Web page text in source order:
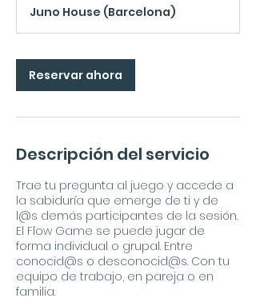
Juno House (Barcelona)
Reservar ahora
Descripción del servicio
Trae tu pregunta al juego y accede a
la sabiduría que emerge de ti y de
l@s demás participantes de la sesión.
El Flow Game se puede jugar de
forma individual o grupal. Entre
conocid@s o desconocid@s. Con tu
equipo de trabajo, en pareja o en
familia.